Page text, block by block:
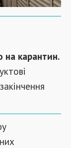
на карантин.